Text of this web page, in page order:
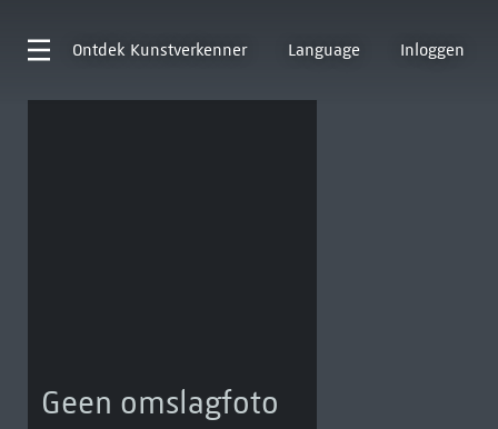
Ontdek Kunstverkenner Language Inloggen
Geen omslagfoto